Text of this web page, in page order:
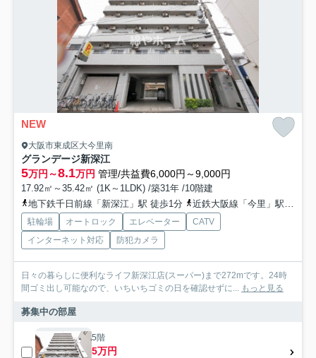
NEW
大阪市東成区大今里南
グランデージ新深江
5万円～8.1万円 管理/共益費6,000円～9,000円
17.92㎡～35.42㎡ (1K～1LDK) /築31年 /10階建
地下鉄千日前線「新深江」駅 徒歩1分
近鉄大阪線「今里」駅 徒歩10分
駐輪場 オートロック エレベーター
CATV
インターネット対応
防犯カメラ
日々の暮らしに便利なライフ新深江店(スーパー)まで272mです。24時
間ゴミ出し可能なので、いちいちゴミの日を確認せずに... もっと見る
募集中の部屋
5階
5万円